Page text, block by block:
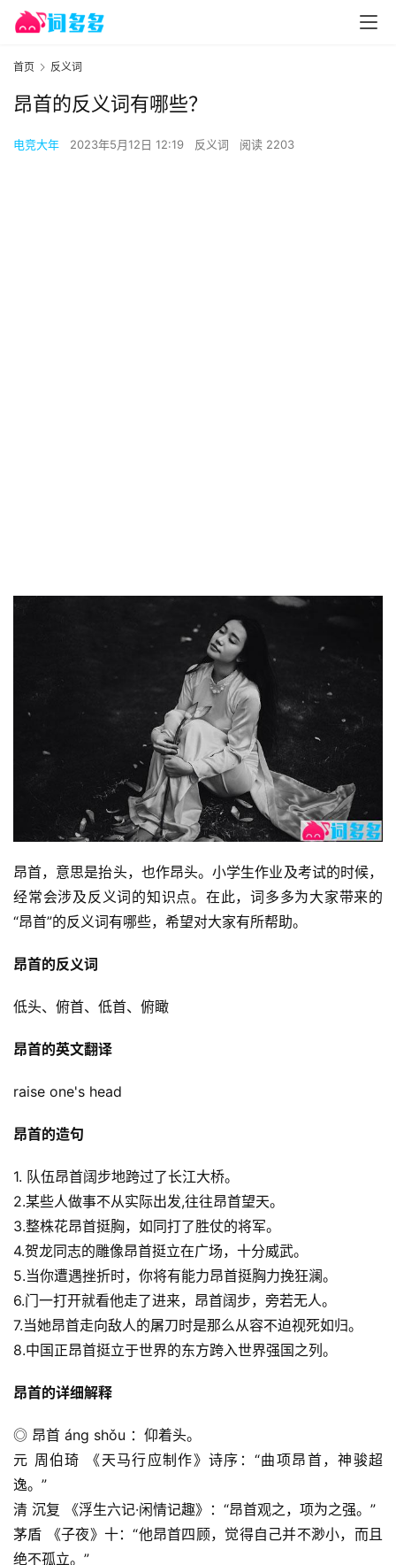
首页 反义词
昂首的反义词有哪些？
电竞大年 2023年5月12日 12:19 反义词 阅读 2203
昂首，意思是抬头，也作昂头。小学生作业及考试的时候，
经常会涉及反义词的知识点。在此，词多多为大家带来的
“昂首”的反义词有哪些，希望对大家有所帮助。
昂首的反义词
低头、俯首、低首、俯瞰
昂首的英文翻译
raise one's head
昂首的造句
1. 队伍昂首阔步地跨过了长江大桥。
2.某些人做事不从实际出发,往往昂首望天。
3.整株花昂首挺胸，如同打了胜仗的将军。
4.贺龙同志的雕像昂首挺立在广场，十分威武。
5.当你遭遇挫折时，你将有能力昂首挺胸力挽狂澜。
6.门一打开就看他走了进来，昂首阔步，旁若无人。
7.当她昂首走向敌人的屠刀时是那么从容不迫视死如归。
8.中国正昂首挺立于世界的东方跨入世界强国之列。
昂首的详细解释
◎ 昂首 áng shǒu ：仰着头。
元 周伯琦 《天马行应制作》诗序：“曲项昂首，神骏超
逸。”
清 沉复 《浮生六记·闲情记趣》：“昂首观之，项为之强。”
茅盾 《子夜》十：“他昂首四顾，觉得自己并不渺小，而且
绝不孤立。”